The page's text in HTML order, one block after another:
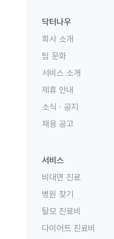
닥터나우
회사 소개
팀 문화
서비스 소개
제휴 안내
소식 · 공지
채용 공고
서비스
비대면 진료
병원 찾기
탈모 진료비
다이어트 진료비